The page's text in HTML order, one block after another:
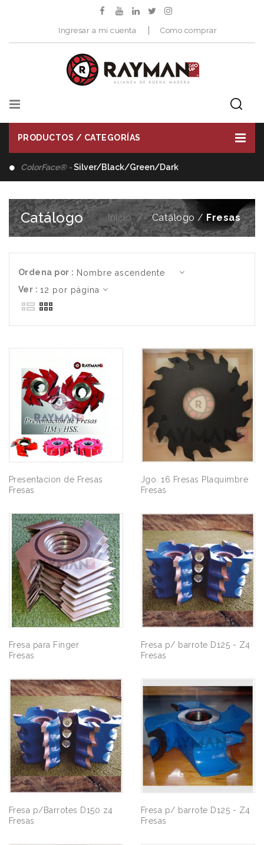
Ingresar a mi cuenta Como comprar
PRODUCTOS / CATEGORÍAS
Distribuimos -Herramientas de Corte
Catálogo Inicio Catálogo / Fresas
Ordena por :
Ver :
Presentacion de Fresas
Fresas
Jgo. 16 Fresas Plaquimbre
Fresas
Fresa para Finger
Fresas
Fresa p/ barrote D125 - Z4
Fresas
Fresa p/Barrotes D150 z4
Fresas
Fresa p/ barrote D125 - Z4
Fresas